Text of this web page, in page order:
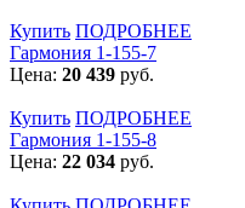
Купить ПОДРОБНЕЕ
Гармония 1-155-7
Цена: 20 439 руб.
Купить ПОДРОБНЕЕ
Гармония 1-155-8
Цена: 22 034 руб.